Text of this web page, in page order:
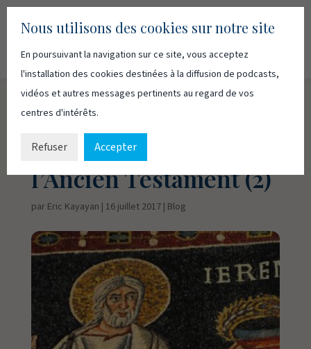
Le message
prophétique de
l’Ancien Testament (2)
par Eric Kayayan | 16 juillet 2017| Blog
Nous utilisons des cookies sur notre site
En poursuivant la navigation sur ce site, vous acceptez
l'installation des cookies destinées à la diffusion de podcasts,
vidéos et autres messages pertinents au regard de vos
centres d'intérêts.
Refuser Accepter